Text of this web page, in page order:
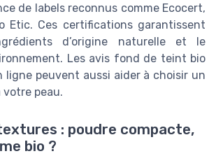
de labels reconnus comme Ecocert,
Etic. Ces certifications garantissent
d’origine naturelle et le
Les avis fond de teint bio
ligne peuvent aussi aider à choisir un
peau.
: poudre compacte,
bio ?